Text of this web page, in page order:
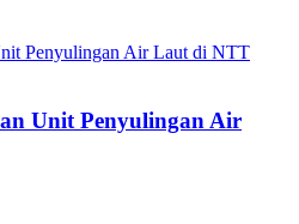
Unit Penyulingan Air